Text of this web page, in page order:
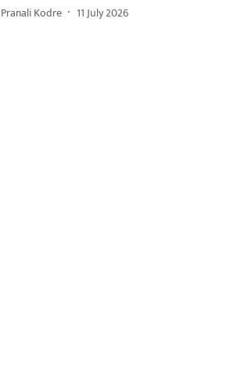
Pranali Kodre 11 July 2026